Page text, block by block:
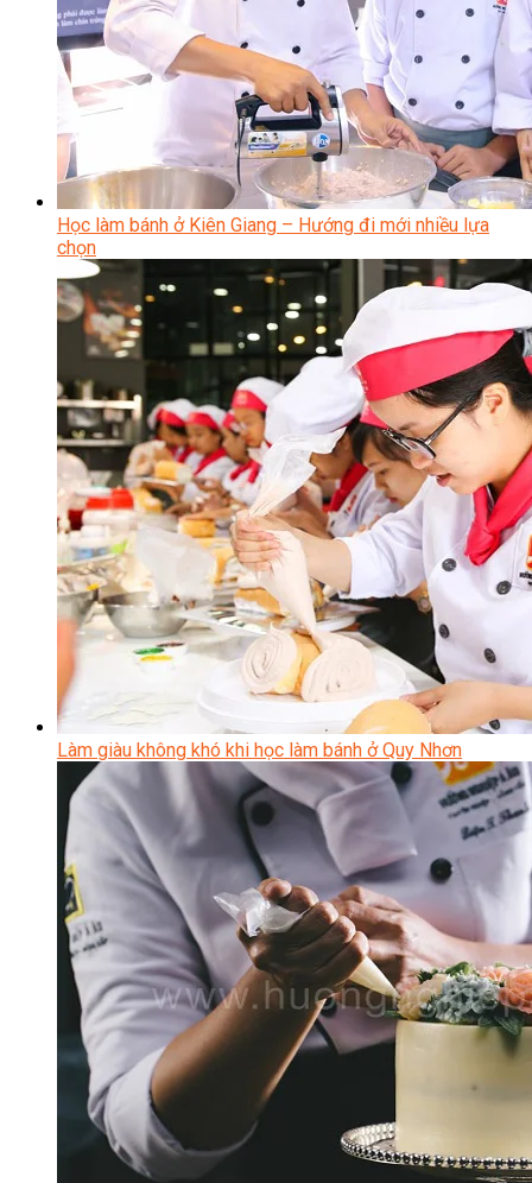
Học làm bánh ở Kiên Giang – Hướng đi mới nhiều lựa
chọn
Làm giàu không khó khi học làm bánh ở Quy Nhơn